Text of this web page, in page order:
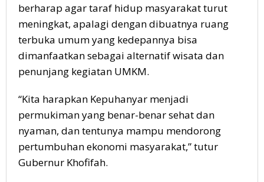
berharap agar taraf hidup masyarakat turut
meningkat, apalagi dengan dibuatnya ruang
terbuka umum yang kedepannya bisa
dimanfaatkan sebagai alternatif wisata dan
penunjang kegiatan UMKM.
“Kita harapkan Kepuhanyar menjadi
permukiman yang benar-benar sehat dan
nyaman, dan tentunya mampu mendorong
pertumbuhan ekonomi masyarakat,” tutur
Gubernur Khofifah.